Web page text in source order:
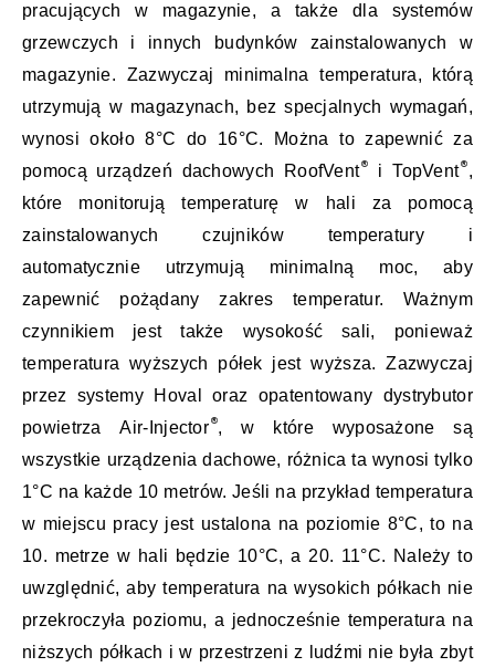
pracujących w magazynie, a także dla systemów
grzewczych i innych budynków zainstalowanych w
magazynie. Zazwyczaj minimalna temperatura, którą
utrzymują w magazynach, bez specjalnych wymagań,
wynosi około 8°C do 16°C. Można to zapewnić za
pomocą urządzeń dachowych RoofVent
i TopVent ,
które monitorują temperaturę w hali za pomocą
zainstalowanych czujników temperatury i
automatycznie utrzymują minimalną moc, aby
zapewnić pożądany zakres temperatur. Ważnym
czynnikiem jest także wysokość sali, ponieważ
temperatura wyższych półek jest wyższa. Zazwyczaj
przez systemy Hoval oraz opatentowany dystrybutor
powietrza Air-Injector , w które wyposażone są
wszystkie urządzenia dachowe, różnica ta wynosi tylko
1°C na każde 10 metrów. Jeśli na przykład temperatura
w miejscu pracy jest ustalona na poziomie 8°C, to na
10. metrze w hali będzie 10°C, a 20. 11°C. Należy to
uwzględnić, aby temperatura na wysokich półkach nie
przekroczyła poziomu, a jednocześnie temperatura na
niższych półkach i w przestrzeni z ludźmi nie była zbyt